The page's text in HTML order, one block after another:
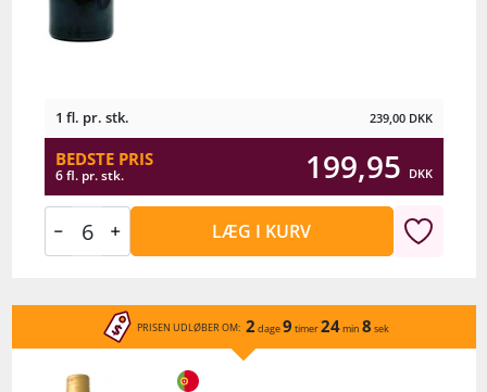
1 fl. pr. stk. 239,00 DKK
BEDSTE PRIS
6 fl. pr. stk. 199,95 DKK
LÆG I KURV
PRISEN UDLØBER OM: 2 dage9 timer24min 8 sek